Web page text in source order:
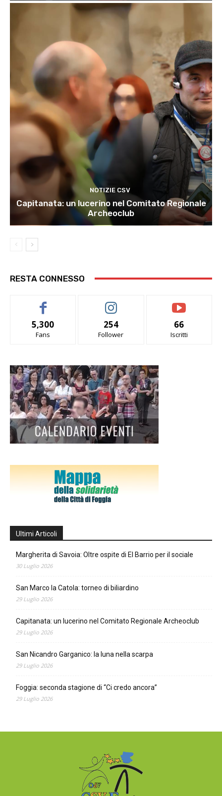
NOTIZIE CSV
Capitanata: un lucerino nel Comitato Regionale
Archeoclub
RESTA CONNESSO
5,300
Fans
254
Follower
66
Iscritti
Ultimi Articoli
Margherita di Savoia: Oltre ospite di El Barrio per il sociale
30 Luglio 2026
San Marco la Catola: torneo di biliardino
29 Luglio 2026
Capitanata: un lucerino nel Comitato Regionale Archeoclub
29 Luglio 2026
San Nicandro Garganico: la luna nella scarpa
29 Luglio 2026
Foggia: seconda stagione di “Ci credo ancora”
29 Luglio 2026